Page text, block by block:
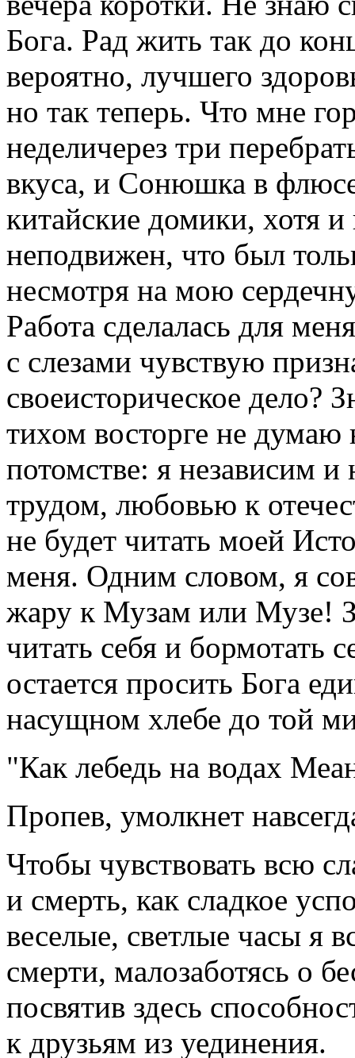
Бога. Рад жить так до
вероятно, лучшего
но так теперь. Что мне
неделичерез три
вкуса, и Сонюшка в
китайские домики, хотя
неподвижен, что был
несмотря на мою
Работа сделалась для
с слезами чувствую
своеисторическое дело?
тихом восторге не
потомстве: я независим
трудом, любовью к
не будет читать моей
меня. Одним словом, я
жару к Музам или Музе!
читать себя и бормотать
остается просить Бога
насущном хлебе до той
"Как лебедь на водах
Пропев, умолкнет
Чтобы чувствовать всю
и смерть, как сладкое
веселые, светлые часы я
смерти, малозаботясь о
посвятив здесь
к друзьям из уединения.